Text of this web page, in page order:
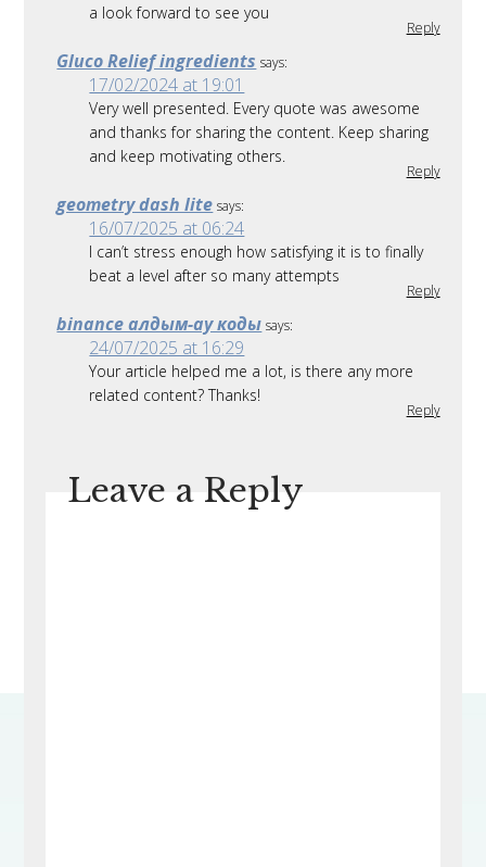
a look forward to see you
Reply
Gluco Relief ingredients says:
17/02/2024 at 19:01
Very well presented. Every quote was awesome
and thanks for sharing the content. Keep sharing
and keep motivating others.
Reply
geometry dash lite says:
16/07/2025 at 06:24
I can’t stress enough how satisfying it is to finally
beat a level after so many attempts
Reply
binance алдым-ау коды says:
24/07/2025 at 16:29
Your article helped me a lot, is there any more
related content? Thanks!
Reply
Leave a Reply